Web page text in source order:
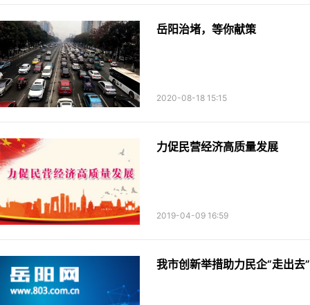
岳阳治堵，等你献策
2020-08-18 15:15
力促民营经济高质量发展
2019-04-09 16:59
我市创新举措助力民企“走出去”